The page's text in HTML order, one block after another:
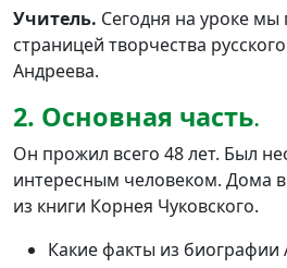
Учитель. Сегодня на уроке
страницей творчества
Андреева.
2. Основная часть.
Он прожил всего 48 лет. Был
интересным человеком. Дома
из книги Корнея Чуковского.
Какие факты из биографии